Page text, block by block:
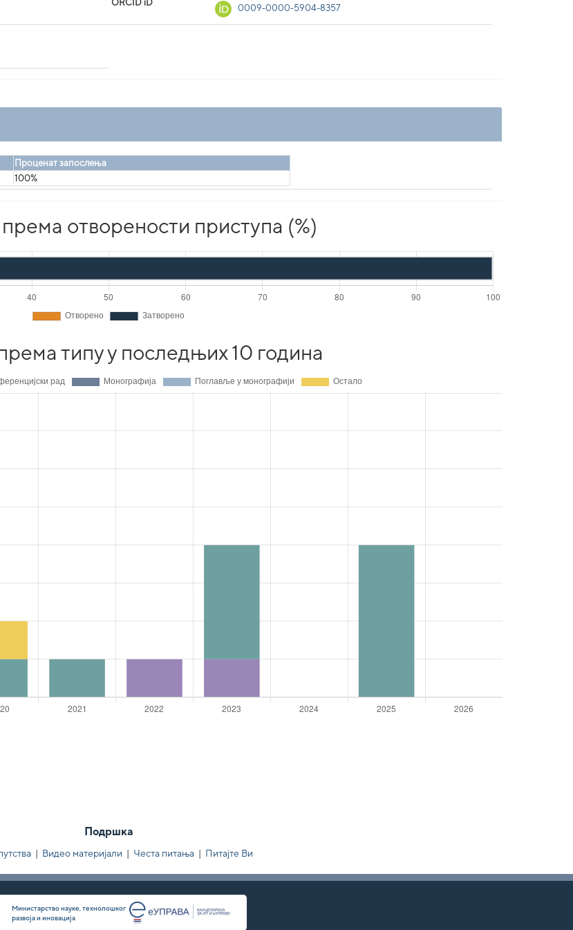
ORCID iD
0009-0000-5904-8357
Проценат запослења
100%
отворености приступа (%)
типу у последњих 10 година
Подршка
| Видео материјали | Честа питања | Питајте Ви
Министарство науке, технолошког
развоја и иновација